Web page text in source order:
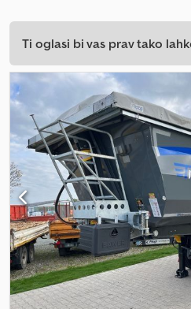
Ti oglasi bi vas prav tako